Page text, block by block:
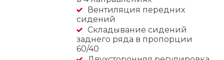
Вентиляция передних
сидений
Складывание сидений
заднего ряда в пропорции
60/40